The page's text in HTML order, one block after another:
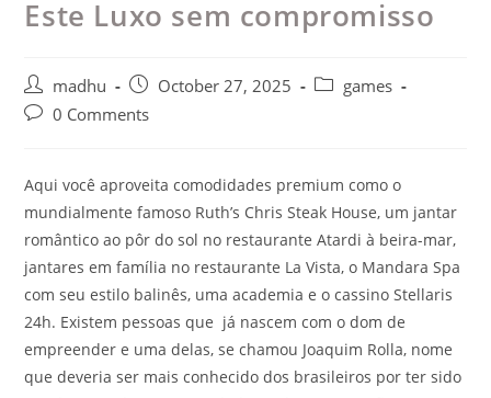
Este Luxo sem compromisso
Post
author:
madhu
Post
published:
October 27, 2025
Postgames
Post0 Comments
Aqui você aproveita comodidades premium como o
mundialmente famoso Ruth’s Chris Steak House, um jantar
romântico ao pôr do sol no restaurante Atardi à beira-mar,
jantares em família no restaurante La Vista, o Mandara Spa
com seu estilo balinês, uma academia e o cassino Stellaris
24h. Existem pessoas que já nascem com o dom de
empreender e uma delas, se chamou Joaquim Rolla, nome
que deveria ser mais conhecido dos brasileiros por ter sido